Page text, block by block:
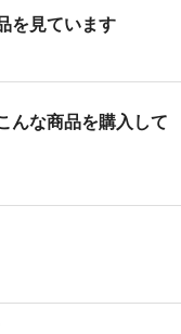
を見ています
んな商品を購入して